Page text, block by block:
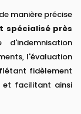
manière précise
spécialisé près
l'évaluation
fidèlement
et facilitant ainsi